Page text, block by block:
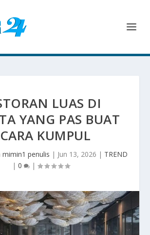
LUAS DI
YANG PAS BUAT
KUMPUL
mimin1 penulis | Jun 13, 2026 | TREND
| 0 |